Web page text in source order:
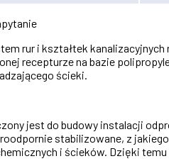
rur i kształtek
recepturze na bazie
ścieki.
jest do budowy instalacji
stabilizowane, z
i ścieków. Dzięki